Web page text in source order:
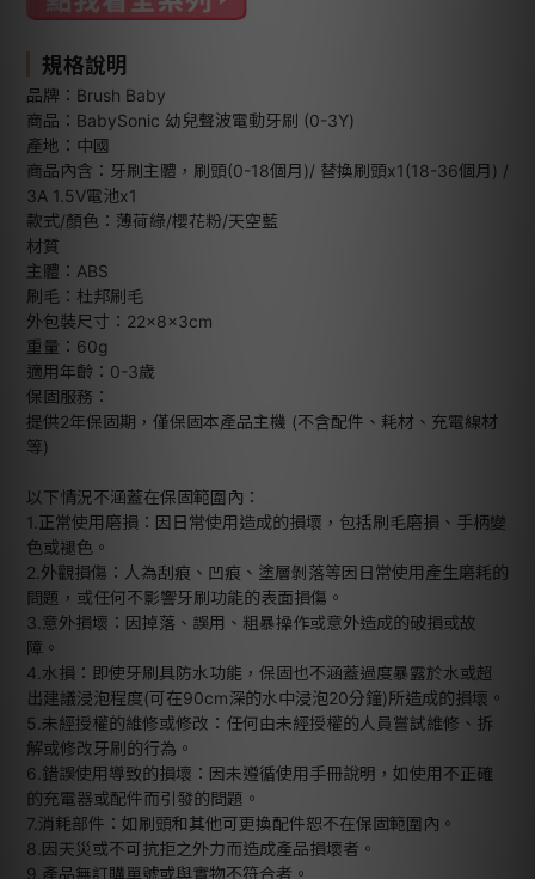
規格說明
品牌：Brush Baby
商品：BabySonic 幼兒聲波電動牙刷 (0-3Y)
產地：中國
商品內含：牙刷主體，刷頭(0-18個月)/ 替換刷頭x1(18-36個月) /
3A 1.5V電池x1
款式/顏色：薄荷綠/櫻花粉/天空藍
材質
主體：ABS
刷毛：杜邦刷毛
外包裝尺寸：22×8×3cm
重量：60g
適用年齡：0-3歲
保固服務：
提供2年保固期，僅保固本產品主機 (不含配件、耗材、充電線材
等)
以下情況不涵蓋在保固範圍內：
1.正常使用磨損：因日常使用造成的損壞，包括刷毛磨損、手柄變
色或褪色。
2.外觀損傷：人為刮痕、凹痕、塗層剝落等因日常使用產生磨耗的
問題，或任何不影響牙刷功能的表面損傷。
3.意外損壞：因掉落、誤用、粗暴操作或意外造成的破損或故
障。
4.水損：即使牙刷具防水功能，保固也不涵蓋過度暴露於水或超
出建議浸泡程度(可在90cm深的水中浸泡20分鐘)所造成的損壞。
5.未經授權的維修或修改：任何由未經授權的人員嘗試維修、拆
解或修改牙刷的行為。
6.錯誤使用導致的損壞：因未遵循使用手冊說明，如使用不正確
的充電器或配件而引發的問題。
7.消耗部件：如刷頭和其他可更換配件恕不在保固範圍內。
8.因天災或不可抗拒之外力而造成產品損壞者。
9.產品無訂購單號或與實物不符合者。